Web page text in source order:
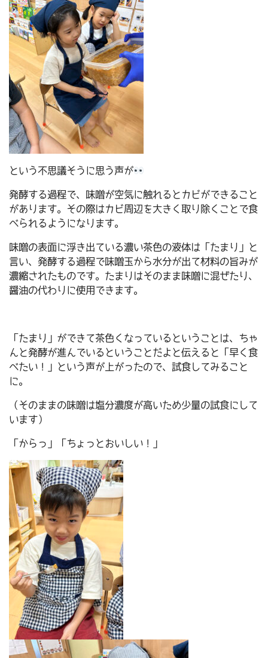
という不思議そうに思う声が
発酵する過程で、味噌が空気に触れるとカビができること
があります。その際はカビ周辺を大きく取り除くことで食
べられるようになります。
味噌の表面に浮き出ている濃い茶色の液体は「たまり」と
言い、発酵する過程で味噌玉から水分が出て材料の旨みが
濃縮されたものです。たまりはそのまま味噌に混ぜたり、
醤油の代わりに使用できます。
「たまり」ができて茶色くなっているということは、ちゃ
んと発酵が進んでいるということだよと伝えると「早く食
べたい！」という声が上がったので、試食してみること
に。
（そのままの味噌は塩分濃度が高いため少量の試食にして
います）
「からっ」「ちょっとおいしい！」